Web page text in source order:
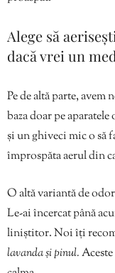
Alege să
dacă vrei un
Pe de altă parte,
baza doar pe
și un ghiveci mic o să
împrospăta aerul din
O altă variantă de
Le-ai încercat până
liniștitor. Noi îți
lavanda și pinul.